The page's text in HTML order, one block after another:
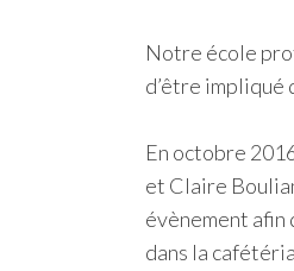
Notre école
d’être impliqué
En octobre
et Claire
évènement afin
dans la